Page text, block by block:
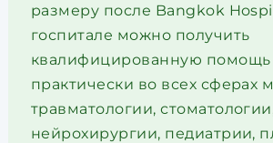
размеру после Bangkok
госпитале можно получить
квалифицированную помощь
практически во всех сферах
травматологии,
нейрохирургии, педиатрии,